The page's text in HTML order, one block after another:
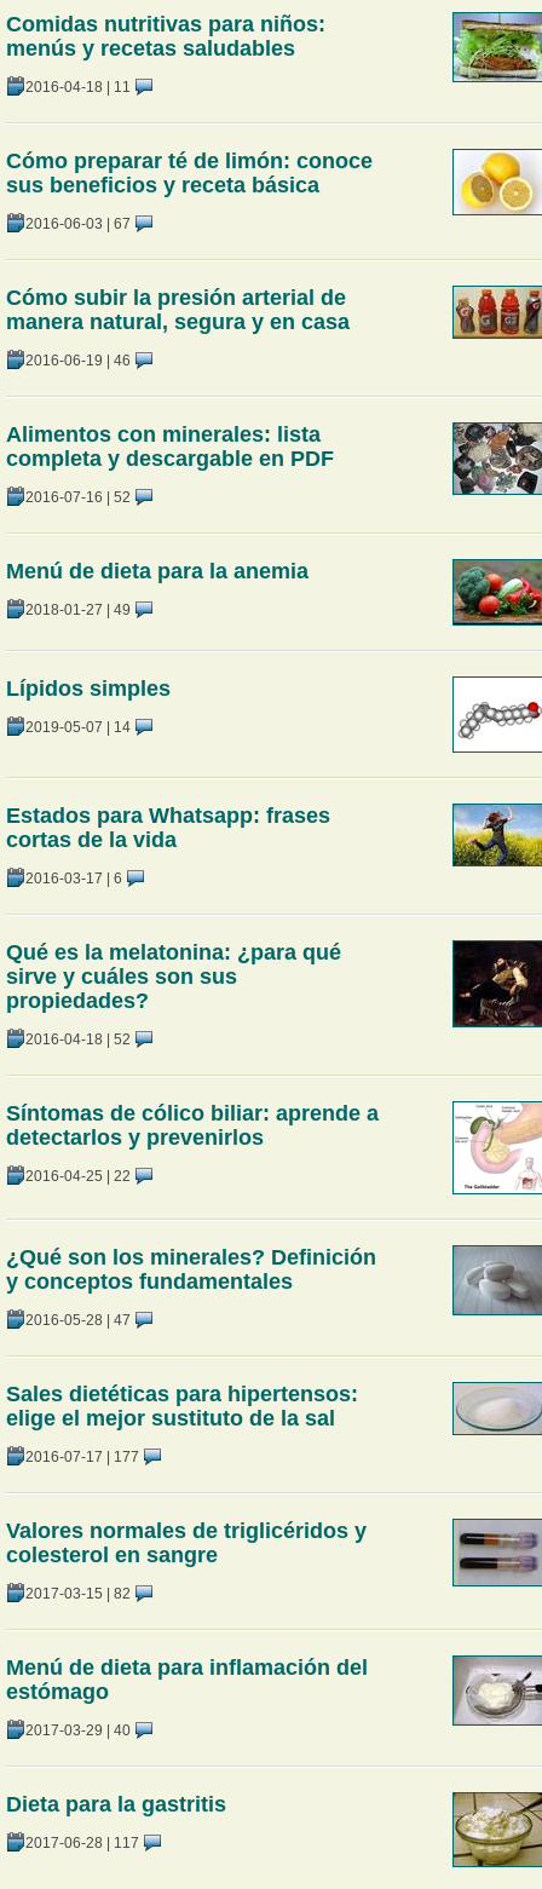
Comidas nutritivas para niños:
menús y recetas saludables
2016-04-18 | 11
Cómo preparar té de limón: conoce
sus beneficios y receta básica
2016-06-03 | 67
Cómo subir la presión arterial de
manera natural, segura y en casa
2016-06-19 | 46
Alimentos con minerales: lista
completa y descargable en PDF
2016-07-16 | 52
Menú de dieta para la anemia
2018-01-27 | 49
Lípidos simples
2019-05-07 | 14
Estados para Whatsapp: frases
cortas de la vida
2016-03-17 | 6
Qué es la melatonina: ¿para qué
sirve y cuáles son sus
propiedades?
2016-04-18 | 52
Síntomas de cólico biliar: aprende a
detectarlos y prevenirlos
2016-04-25 | 22
¿Qué son los minerales? Definición
y conceptos fundamentales
2016-05-28 | 47
Sales dietéticas para hipertensos:
elige el mejor sustituto de la sal
2016-07-17 | 177
Valores normales de triglicéridos y
colesterol en sangre
2017-03-15 | 82
Menú de dieta para inflamación del
estómago
2017-03-29 | 40
Dieta para la gastritis
2017-06-28 | 117